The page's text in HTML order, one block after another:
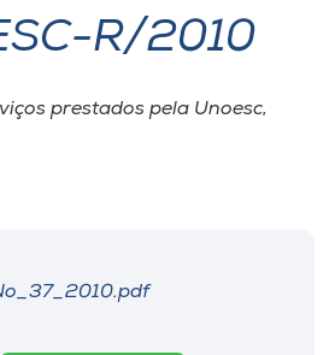
R/2010
prestados pela Unoesc,